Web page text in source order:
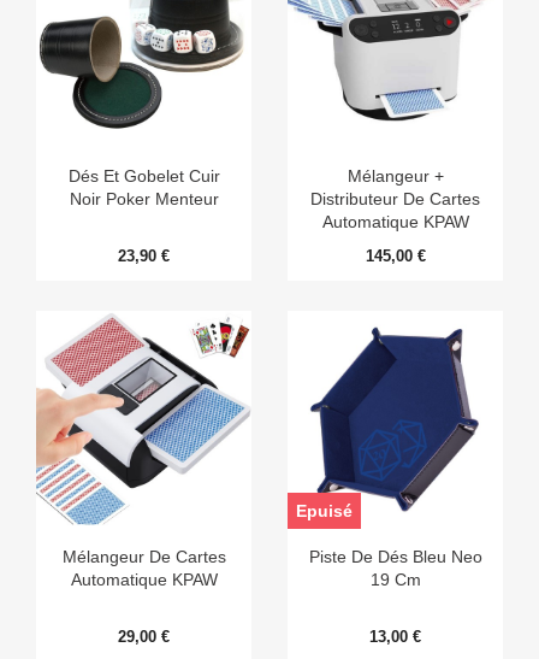
Dés Et Gobelet Cuir
Noir Poker Menteur
23,90 €
Mélangeur +
Distributeur De Cartes
Automatique KPAW
145,00 €
Mélangeur De Cartes
Automatique KPAW
29,00 €
Piste De Dés Bleu Neo
19 Cm
13,00 €
Epuisé